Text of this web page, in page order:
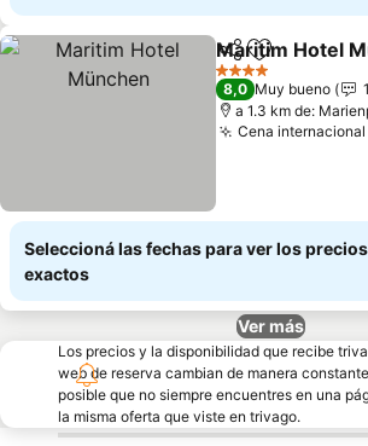
CompartirAñadir a
Maritim Hotel
4 Estrellas
8,0 Muy bueno
a 1.3 km de:
Cena
Seleccioná las fechas para ver los precios
exactos
Ver más
Los precios y la disponibilidad que recibe
web de reserva cambian de manera
posible que no siempre encuentres en una
la misma oferta que viste en trivago.